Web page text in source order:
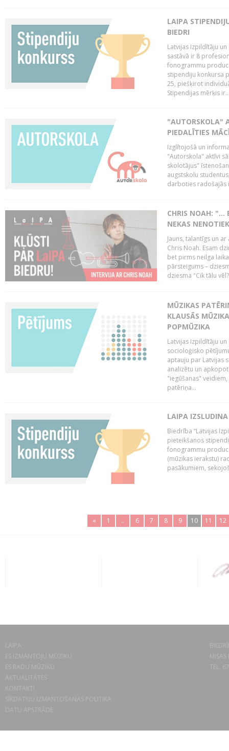
LAIPA
BIEDRI
Latvijas Izpildītāju
sastāvā ir 8
fonogrammu
stipendiju konkursa
25, piešķirot
Stipendijas mērķis
"AUTORSKOLA"
PIEDALĪTIES
Izglītojošā un
"Autorskola" aktīvi
skolotājus"
augstskolu
darboties radošajās
CHRIS NOAH: "…
NEKAS
Jauns, talantīgs un
Chris Noah. Esam
bet pirms neilga
pārsteigums –
dziesma "Cik tālu
MŪZIKAS
KLAUSĀS
POPMŪZIKA
Latvijas Izpildītāju
socioloģisko
aptauju par Latvijas
analizētu un
"iegūšanas"
patēriņa...
LAIPA
Biedrība “Latvijas
pieteikšanos
fonogrammu
(mūzikas ierakstu)
pasākumiem,
« 1 .. 6 7 8 9 10 11 12
LAIPA
ES IZMANTOJU MŪZIKU
ES RADU MŪZIKU
AKTUALITĀTES
KONTAKTI
SĪKDATŅU IZMANTOŠANAS POLITIKA
DATU APSTRĀDE
TEL.